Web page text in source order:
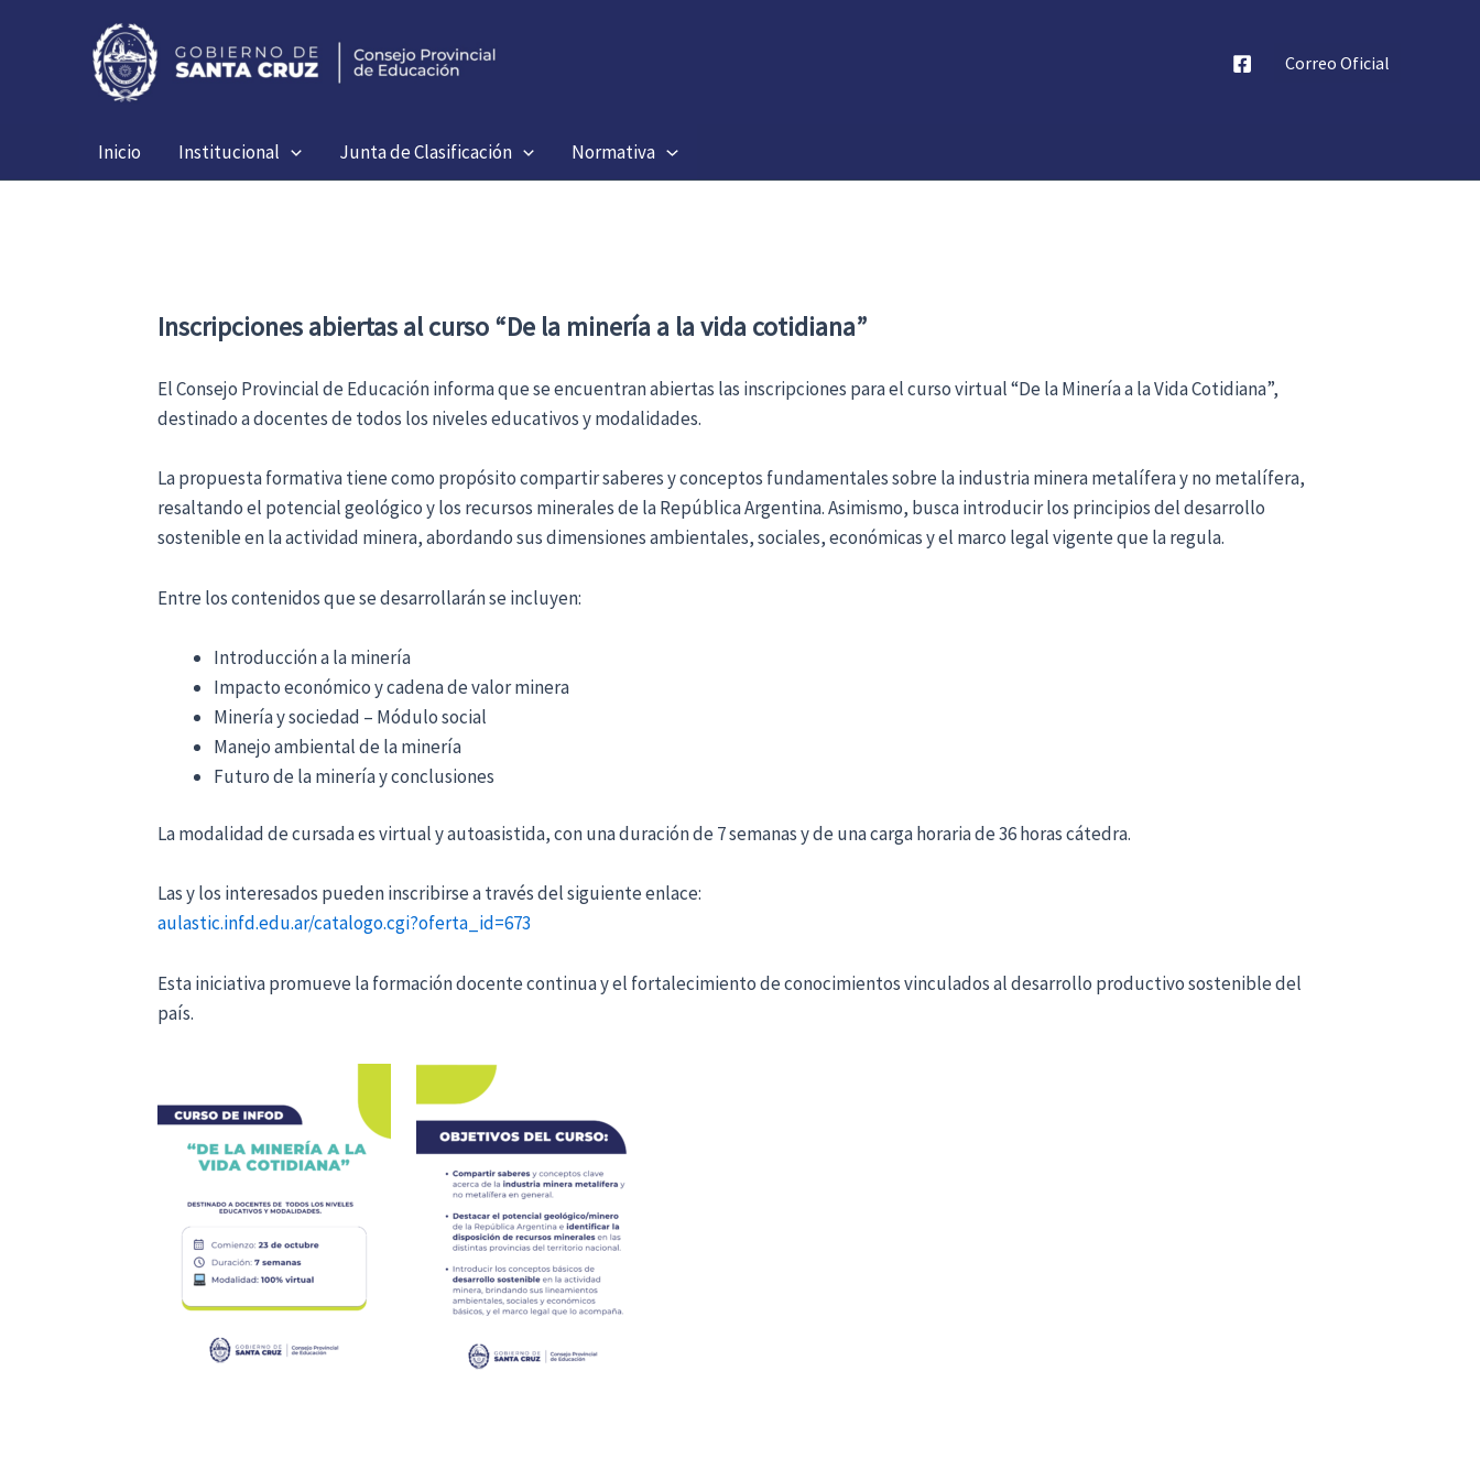
Correo Oficial
Inicio Institucional Junta de Clasificación Normativa
Inscripciones abiertas al curso “De la minería a la vida cotidiana”
El Consejo Provincial de Educación informa que se encuentran abiertas las inscripciones para el curso virtual “De la Minería a la Vida Cotidiana”,
destinado a docentes de todos los niveles educativos y modalidades.
La propuesta formativa tiene como propósito compartir saberes y conceptos fundamentales sobre la industria minera metalífera y no metalífera,
resaltando el potencial geológico y los recursos minerales de la República Argentina. Asimismo, busca introducir los principios del desarrollo
sostenible en la actividad minera, abordando sus dimensiones ambientales, sociales, económicas y el marco legal vigente que la regula.
Entre los contenidos que se desarrollarán se incluyen:
Introducción a la minería
Impacto económico y cadena de valor minera
Minería y sociedad – Módulo social
Manejo ambiental de la minería
Futuro de la minería y conclusiones
La modalidad de cursada es virtual y autoasistida, con una duración de 7 semanas y de una carga horaria de 36 horas cátedra.
Las y los interesados pueden inscribirse a través del siguiente enlace:
aulastic.infd.edu.ar/catalogo.cgi?oferta_id=673
Esta iniciativa promueve la formación docente continua y el fortalecimiento de conocimientos vinculados al desarrollo productivo sostenible del
país.